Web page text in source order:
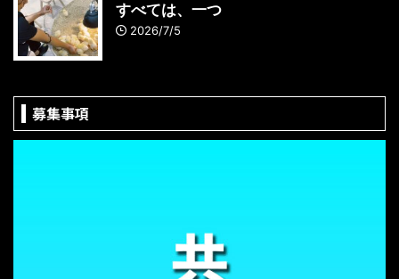
すべては、一つ
2026/7/5
募集事項